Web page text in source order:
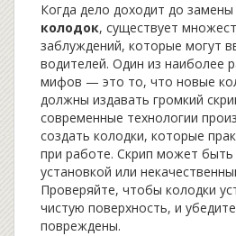
Когда дело доходит до замены
колодок, существует
заблуждений, которые могут
водителей. Один из наиболее
мифов — это то, что новые
должны издавать громкий
современные технологии
создать колодки, которые
при работе. Скрип может быть
установкой или
Проверяйте, чтобы колодки
чистую поверхность, и
повреждены.